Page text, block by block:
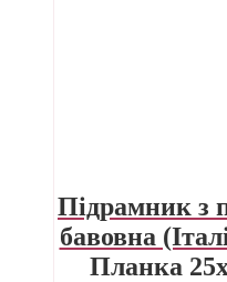
Підрамник з
бавовна
Планка